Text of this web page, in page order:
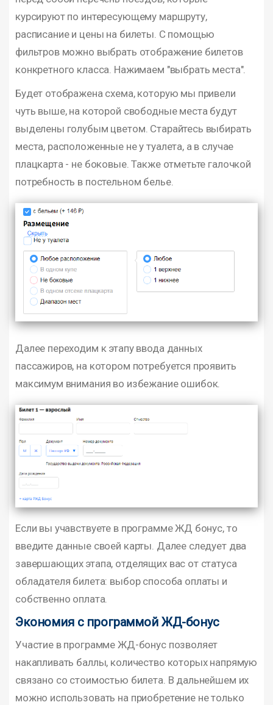
курсируют по интересующему маршруту,
расписание и цены на билеты. С помощью
фильтров можно выбрать отображение билетов
конкретного класса. Нажимаем "выбрать места".
Будет отображена схема, которую мы привели
чуть выше, на которой свободные места будут
выделены голубым цветом. Старайтесь выбирать
места, расположенные не у туалета, а в случае
плацкарта - не боковые. Также отметьте галочкой
потребность в постельном белье.
Далее переходим к этапу ввода данных
пассажиров, на котором потребуется проявить
максимум внимания во избежание ошибок.
Если вы учавствуете в программе ЖД бонус, то
введите данные своей карты. Далее следует два
завершающих этапа, отделящих вас от статуса
обладателя билета: выбор способа оплаты и
собственно оплата.
Экономия с программой ЖД-бонус
Участие в программе ЖД-бонус позволяет
накапливать баллы, количество которых напрямую
связано со стоимостью билета. В дальнейшем их
можно использовать на приобретение не только